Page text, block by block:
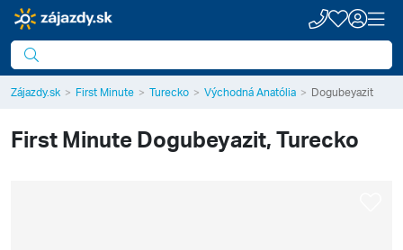
Zájazdy.sk First Minute Turecko Východná Anatólia Dogubeyazit
First MinuteDogubeyazit, Turecko